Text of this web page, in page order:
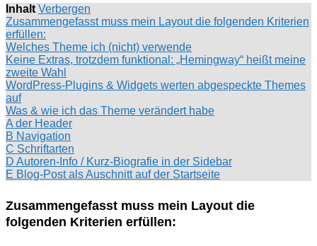
Inhalt Verbergen
Zusammengefasst muss mein Layout die folgenden Kriterien
erfüllen:
Welches Theme ich (nicht) verwende
Keine Extras, trotzdem funktional: „Hemingway“ heißt meine
zweite Wahl
WordPress-Plugins & Widgets werten abgespeckte Themes
auf
Was & wie ich das Theme verändert habe
A der Header
B Navigation
C Schriftarten
D Autoren-Info / Kurz-Biografie in der Sidebar
E Blog-Post als Auschnitt auf der Startseite
Zusammengefasst muss mein Layout die
folgenden Kriterien erfüllen: